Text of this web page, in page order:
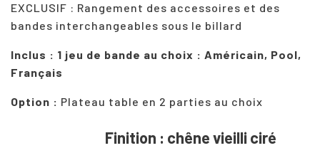
EXCLUSIF : Rangement des accessoires et des
bandes interchangeables sous le billard
Inclus : 1 jeu de bande au choix : Américain, Pool,
Français
Option : Plateau table en 2 parties au choix
Finition : chêne vieilli ciré